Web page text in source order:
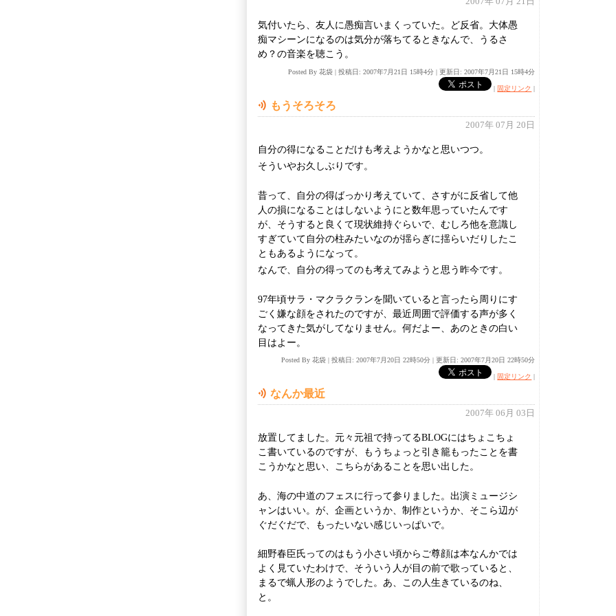
気付いたら、友人に愚痴言いまくっていた。ど反省。大体愚
痴マシーンになるのは気分が落ちてるときなんで、うるさ
め？の音楽を聴こう。
Posted By 花袋 |投稿日: 2007年7月21日 15時4分 |更新日: 2007年7月21日 15時4分
| 固定リンク |
もうそろそろ
2007年 07月 20日
自分の得になることだけも考えようかなと思いつつ。
そういやお久しぶりです。
昔って、自分の得ばっかり考えていて、さすがに反省して他
人の損になることはしないようにと数年思っていたんです
が、そうすると良くて現状維持ぐらいで、むしろ他を意識し
すぎていて自分の柱みたいなのが揺らぎに揺らいだりしたこ
ともあるようになって。
なんで、自分の得ってのも考えてみようと思う昨今です。
97年頃サラ・マクラクランを聞いていると言ったら周りにす
ごく嫌な顔をされたのですが、最近周囲で評価する声が多く
なってきた気がしてなりません。何だよー、あのときの白い
目はよー。
Posted By 花袋 |投稿日: 2007年7月20日 22時50分 | 更新日: 2007年7月20日 22時50分
固定リンク
なんか最近
2007年 06月 03日
放置してました。元々元祖で持ってるBLOGにはちょこちょ
こ書いているのですが、もうちょっと引き籠もったことを書
こうかなと思い、こちらがあることを思い出した。
あ、海の中道のフェスに行って参りました。出演ミュージシ
ャンはいい。が、企画というか、制作というか、そこら辺が
ぐだぐだで、もったいない感じいっぱいで。
細野春臣氏ってのはもう小さい頃からご尊顔は本なんかでは
よく見ていたわけで、そういう人が目の前で歌っていると、
まるで蝋人形のようでした。あ、この人生きているのね、
と。